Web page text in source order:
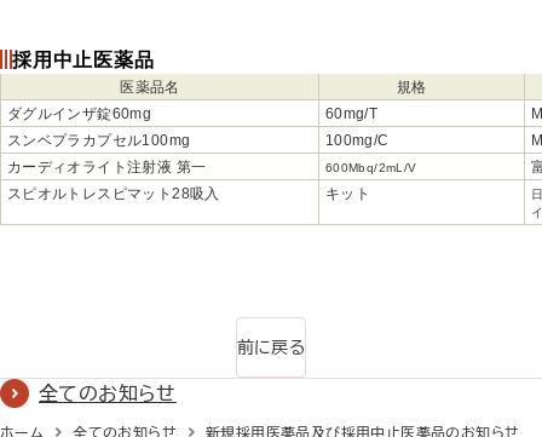
採用中止医薬品
医薬品名
規格
ダグルインザ錠60mg
60mg/T
スンベプラカプセル100mg
100mg/C
カーディオライト注射液 第一
600Mbq/2mL/V
スピオルトレスピマット28吸入
キット
前に戻る
全てのお知らせ
ホーム 全てのお知らせ 新規採用医薬品及び採用中止医薬品のお知らせ